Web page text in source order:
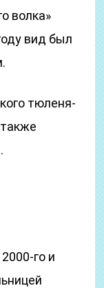
волка»
вид был
тюленя-
го и